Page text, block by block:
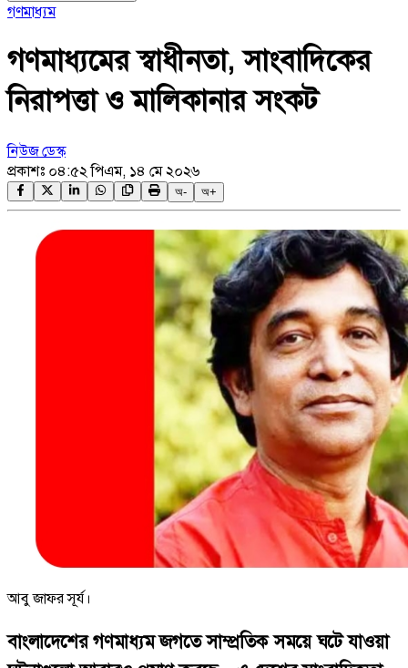
গণমাধ্যম
গণমাধ্যমের স্বাধীনতা, সাংবাদিকের
নিরাপত্তা ও মালিকানার সংকট
নিউজ ডেস্ক
প্রকাশঃ ০৪:৫২ পিএম, ১৪ মে ২০২৬
অ- অ+
আবু জাফর সূর্য।
বাংলাদেশের গণমাধ্যম জগতে সাম্প্রতিক সময়ে ঘটে যাওয়া